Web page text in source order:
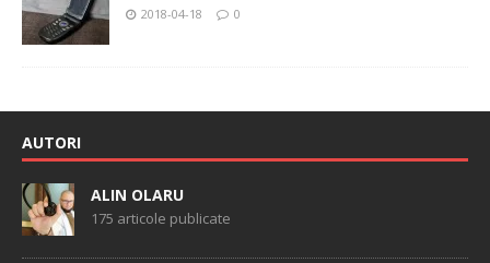
2018-04-18 0
AUTORI
ALIN OLARU
175 articole publicate